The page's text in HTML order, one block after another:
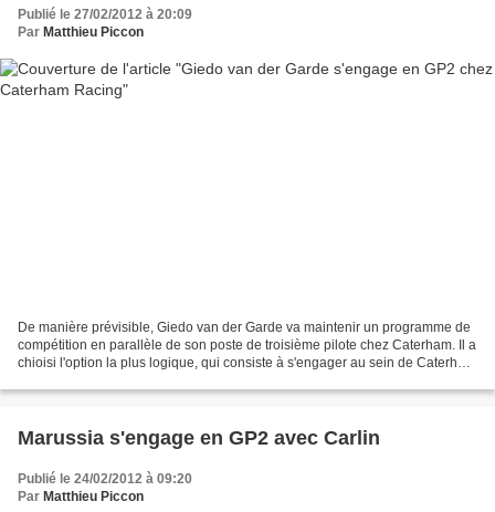
Publié le 27/02/2012 à 20:09
Par Matthieu Piccon
De manière prévisible, Giedo van der Garde va maintenir un programme de
compétition en parallèle de son poste de troisième pilote chez Caterham. Il a
chioisi l'option la plus logique, qui consiste à s'engager au sein de Caterham
Marussia s'engage en GP2 avec Carlin
Publié le 24/02/2012 à 09:20
Par Matthieu Piccon